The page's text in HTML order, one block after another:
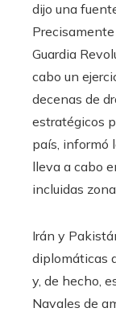
dijo una
Guardia
cabo un
decenas de
estratégicos
país, informó
lleva a cabo
incluidas
Irán y
diplomáticas
y, de hecho,
Navales de